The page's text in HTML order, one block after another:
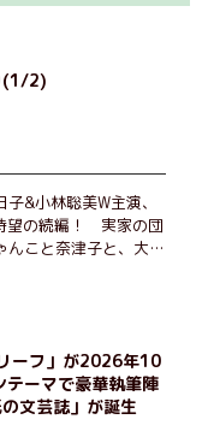
(1/2)
&小林聡美W主演、
望の続編！ 実家の団
んこと奈津子と、大学
を催したり。50代
幸せの日々を描く。
ーフ」が2026年10
テーマで豪華執筆陣
文芸誌」が誕生